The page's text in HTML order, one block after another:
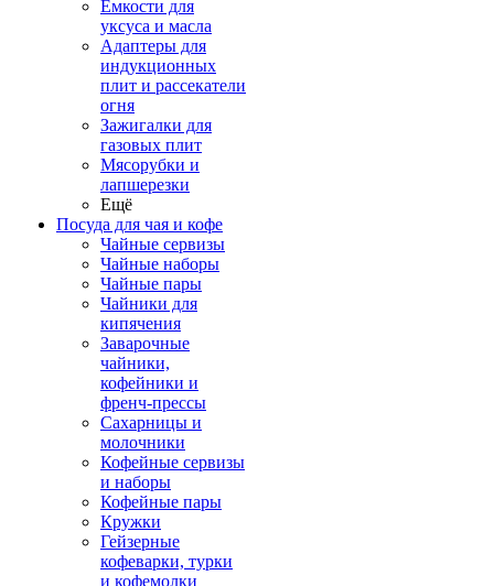
Емкости для
уксуса и масла
Адаптеры для
индукционных
плит и рассекатели
огня
Зажигалки для
газовых плит
Мясорубки и
лапшерезки
Ещё
Посуда для чая и кофе
Чайные сервизы
Чайные наборы
Чайные пары
Чайники для
кипячения
Заварочные
чайники,
кофейники и
френч-прессы
Сахарницы и
молочники
Кофейные сервизы
и наборы
Кофейные пары
Кружки
Гейзерные
кофеварки, турки
и кофемолки